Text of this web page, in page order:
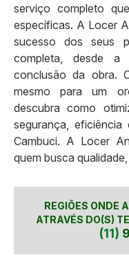
serviço completo
específicas. A Locer
sucesso dos seus
completa, desde
conclusão da obra.
mesmo para um
descubra como
segurança,
Cambuci. A Locer
quem busca
REGIÕES ONDE
ATRAVÉS DO(S)
(11)